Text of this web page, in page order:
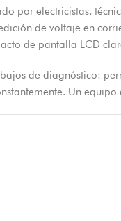
por electricistas,
de voltaje en
de pantalla LCD
de diagnóstico:
Un